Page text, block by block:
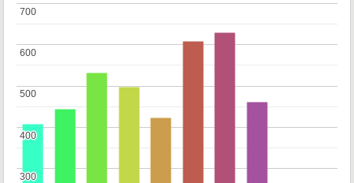
300
300
400
400
500
500
600
600
700
700